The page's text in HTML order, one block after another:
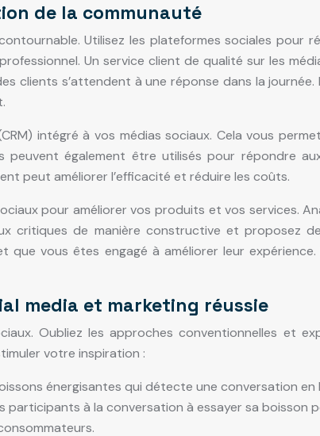
de la communauté
Utilisez les plateformes sociales pour
Un service client de qualité sur les
clients s’attendent à une réponse dans la
intégré à vos médias sociaux. Cela vous
peuvent également être utilisés pour répondre
peut améliorer l’efficacité et réduire les coûts.
pour améliorer vos produits et vos services.
de manière constructive et proposez
vous êtes engagé à améliorer leur
media et marketing réussie
Oubliez les approches conventionnelles et
votre inspiration :
énergisantes qui détecte une conversation
à la conversation à essayer sa boisson